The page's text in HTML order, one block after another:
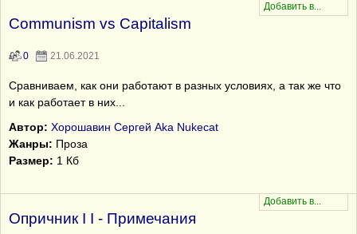
Communism vs Сapitalism
0 21.06.2021
Сравниваем, как они работают в разных условиях, а так же что
и как работает в них...
Автор: Хорошавин Сергей Aka Nukecat
Жанры: Проза
Размер: 1 Кб
Опричник I I - Примечания